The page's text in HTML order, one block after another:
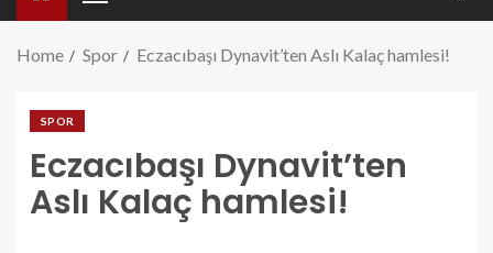
Home Spor Eczacıbaşı Dynavit’ten Aslı Kalaç hamlesi!
SPOR
Eczacıbaşı Dynavit’ten
Aslı Kalaç hamlesi!